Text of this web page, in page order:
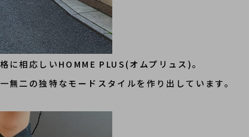
に相応しいHOMME PLUS(オムプリュス)。
二の独特なモードスタイルを作り出しています。